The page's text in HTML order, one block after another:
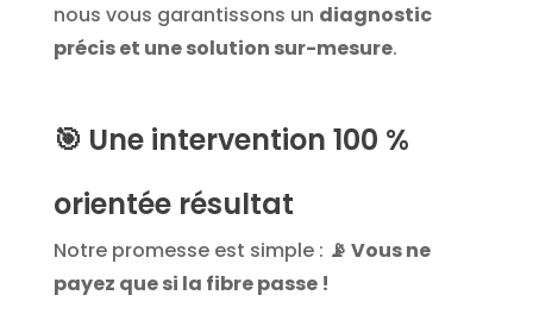
nous vous garantissons un diagnostic
précis et une solution sur-mesure.
🎯 Une intervention 100 %
orientée résultat
Notre promesse est simple : 📡 Vous ne
payez que si la fibre passe !